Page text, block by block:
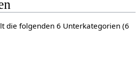
die folgenden 6 Unterkategorien (6